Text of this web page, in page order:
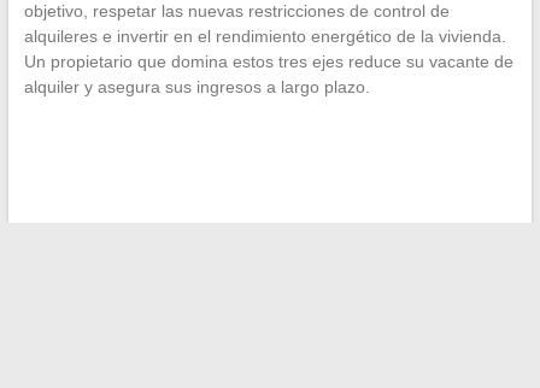
objetivo, respetar las nuevas restricciones de control de
alquileres e invertir en el rendimiento energético de la vivienda.
Un propietario que domina estos tres ejes reduce su vacante de
alquiler y asegura sus ingresos a largo plazo.